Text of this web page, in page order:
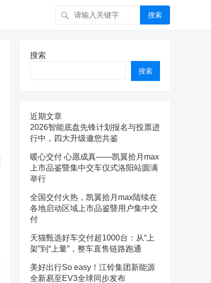
搜索
搜索
搜索
近期文章
2026智能底盘先锋计划报名与投票进
行中，四大升级邀您共鉴
暖心交付 心愿成真——凯翼拾月max
上市品鉴暨集中交车仪式洛阳站圆满
举行
全国交付火热，凯翼拾月max陆续在
各地启动区域上市品鉴暨用户集中交
付
天猫甄选好车交付超1000台：从“上
架”到“上量”，整车直售链路跑通
美好出行So easy！江铃集团新能源
全新易至EV3全球同步发布